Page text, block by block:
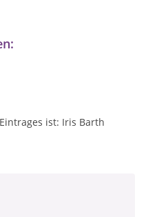
ist: Iris Barth